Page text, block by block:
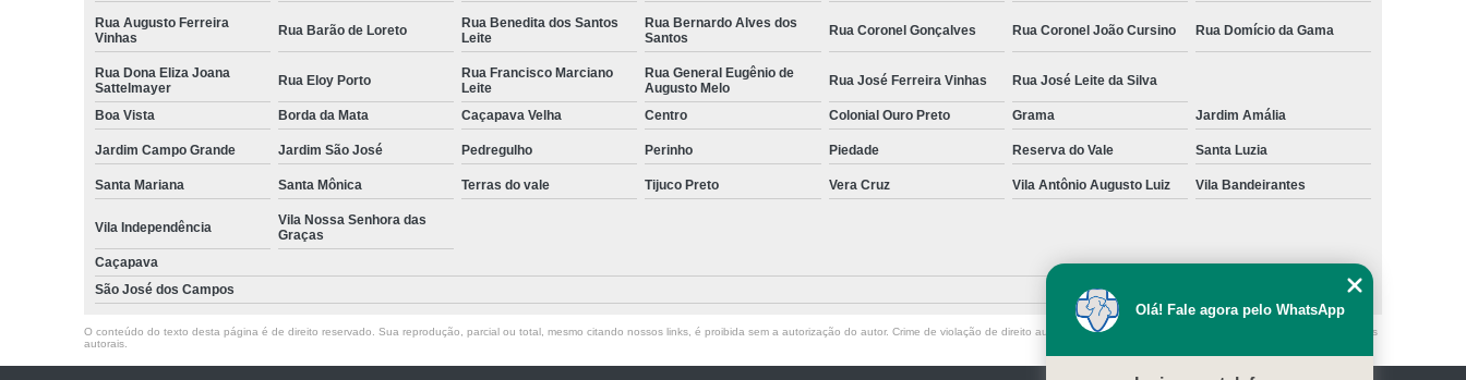
Rua Augusto Ferreira
Vinhas
Rua Barão de Loreto
Rua Benedita dos Santos
Leite
Rua Bernardo Alves dos
Santos
Rua Coronel Gonçalves Rua Coronel João Cursino Rua Domício da Gama
Rua Dona Eliza Joana
Sattelmayer
Rua Eloy Porto
Rua Francisco Marciano
Leite
Rua General Eugênio de
Augusto Melo
Rua José Ferreira Vinhas Rua José Leite da Silva
Boa Vista Borda da Mata Caçapava Velha Centro Colonial Ouro Preto Grama Jardim Amália
Jardim Campo Grande Jardim São José Pedregulho Perinho Piedade Reserva do Vale Santa Luzia
Santa Mariana Santa Mônica Terras do vale Tijuco Preto Vera Cruz Vila Antônio Augusto Luiz Vila Bandeirantes
Vila Independência
Vila Nossa Senhora das
Graças
Caçapava
São José dos Campos
O conteúdo do texto desta página é de direito reservado. Sua reprodução, parcial ou total, mesmo citando nossos links, é proibida sem a autorização do autor. Crime de violação de direito autoral – artigo 184 do Código Penal –
Lei 9610/98 - Lei de direitos
autorais
Olá! Fale agora pelo WhatsApp